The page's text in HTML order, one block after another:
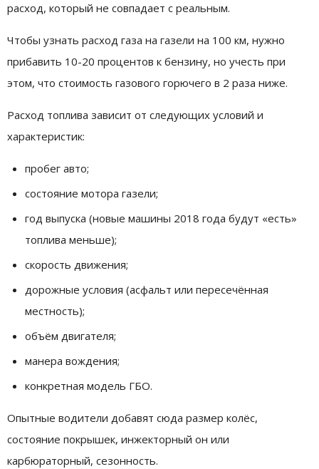
расход, который не совпадает с реальным.
Чтобы узнать расход газа на газели на 100 км, нужно
прибавить 10-20 процентов к бензину, но учесть при
этом, что стоимость газового горючего в 2 раза ниже.
Расход топлива зависит от следующих условий и
характеристик:
пробег авто;
состояние мотора газели;
год выпуска (новые машины 2018 года будут «есть»
топлива меньше);
скорость движения;
дорожные условия (асфальт или пересечённая
местность);
объём двигателя;
манера вождения;
конкретная модель ГБО.
Опытные водители добавят сюда размер колёс,
состояние покрышек, инжекторный он или
карбюраторный, сезонность.